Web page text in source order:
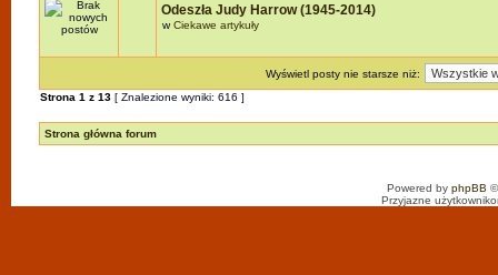
Odeszła Judy Harrow (1945-2014)
wCiekawe artykuły
Wyświetl posty nie starsze niż:
Strona 1 z 13 [ Znalezione wyniki: 616 ]
Strona główna forum
Powered by phpBB
Przyjazne